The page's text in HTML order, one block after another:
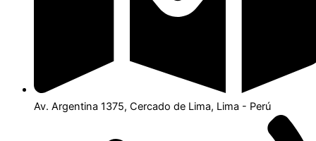
Av. Argentina 1375, Cercado de Lima, Lima - Perú